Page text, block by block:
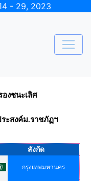
- 29, 2023
องชนะเลิศ
ะสงค์ม.ราชภัฏฯ
สังกัด
กรุงเทพมหานคร